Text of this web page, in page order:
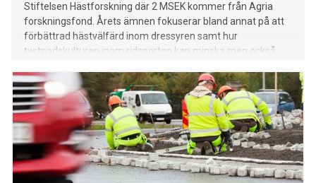
Stiftelsen Hästforskning där 2 MSEK kommer från Agria
forskningsfond. Årets ämnen fokuserar bland annat på att
förbättrad hästvälfärd inom dressyren samt hur
tystnadskulturen inom ridsporten kan minska men också
sjukdomar och skador.